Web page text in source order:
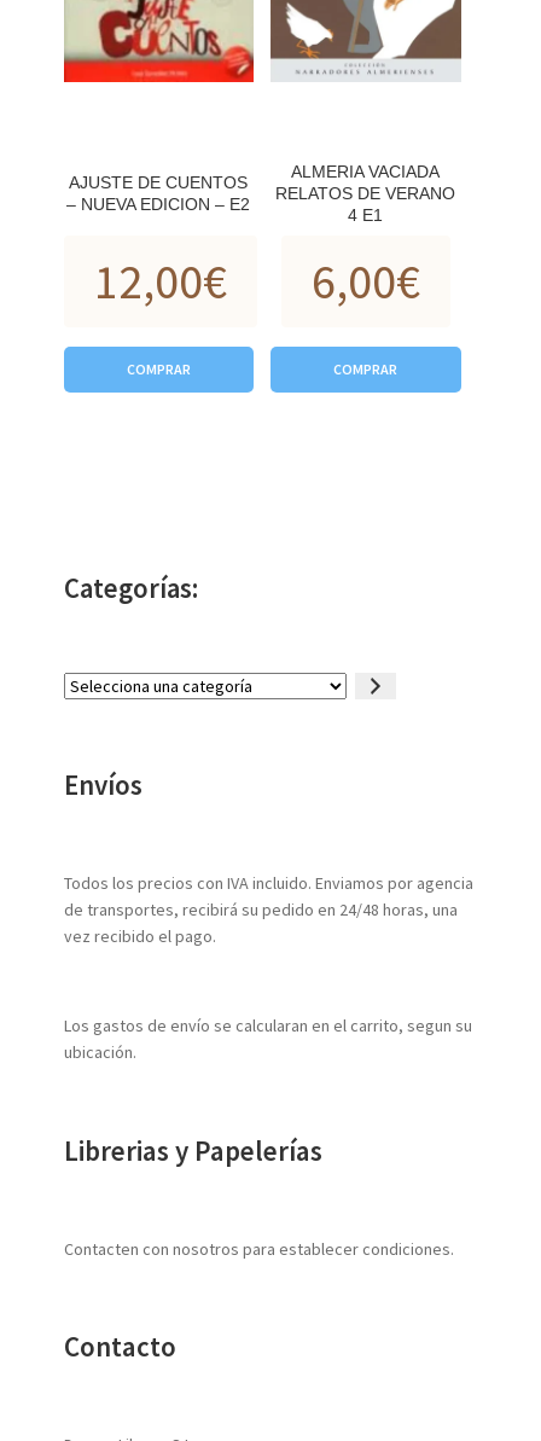
AJUSTE DE CUENTOS
– NUEVA EDICION – E2
12,00€
COMPRAR
ALMERIA VACIADA
RELATOS DE VERANO
4 E1
6,00€
COMPRAR
Categorías:
Selecciona
Envíos
Todos los precios con IVA incluido. Enviamos por agencia
de transportes, recibirá su pedido en 24/48 horas, una
vez recibido el pago.
Los gastos de envío se calcularan en el carrito, segun su
ubicación.
Librerias y Papelerías
Contacten con nosotros para establecer condiciones.
Contacto